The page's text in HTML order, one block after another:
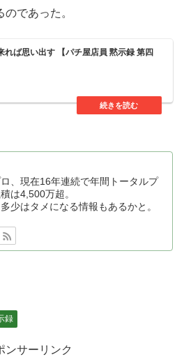
であった。
れば思い出す 【パチ屋店員 黙示録 第四
、現在16年連続で年間トータルプ
は4,500万超。
少はタメになる情報もあるかと。
録
ンサーリンク